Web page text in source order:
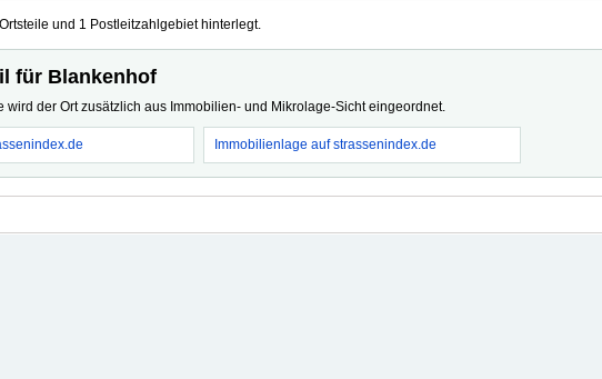
und 1 Postleitzahlgebiet hinterlegt.
für Blankenhof
wird der Ort zusätzlich aus Immobilien- und Mikrolage-Sicht eingeordnet.
Immobilienlage auf strassenindex.de